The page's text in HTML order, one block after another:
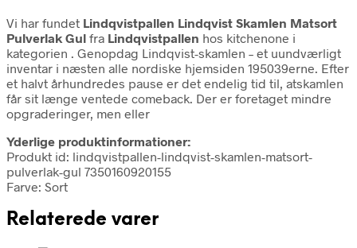
Vi har fundet Lindqvistpallen Lindqvist Skamlen Matsort
Pulverlak Gul fra Lindqvistpallen hos kitchenone i
kategorien . Genopdag Lindqvist-skamlen – et uundværligt
inventar i næsten alle nordiske hjemsiden 195039erne. Efter
et halvt århundredes pause er det endelig tid til, atskamlen
får sit længe ventede comeback. Der er foretaget mindre
opgraderinger, men eller
Yderlige produktinformationer:
Produkt id: lindqvistpallen-lindqvist-skamlen-matsort-
pulverlak-gul 7350160920155
Farve: Sort
Relaterede varer